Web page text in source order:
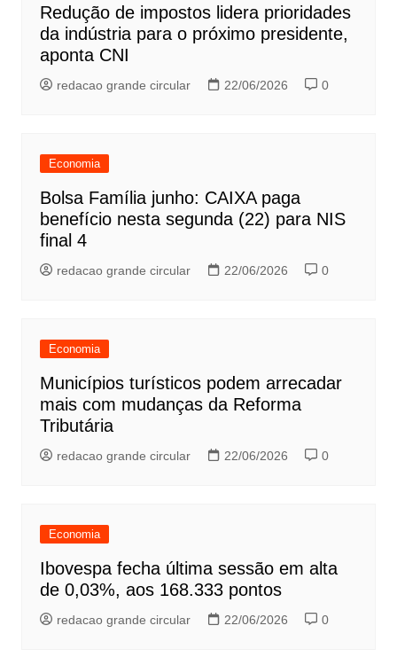
Redução de impostos lidera prioridades
da indústria para o próximo presidente,
aponta CNI
redacao grande circular 22/06/2026 0
Economia
Bolsa Família junho: CAIXA paga
benefício nesta segunda (22) para NIS
final 4
redacao grande circular 22/06/2026 0
Economia
Municípios turísticos podem arrecadar
mais com mudanças da Reforma
Tributária
redacao grande circular 22/06/2026 0
Economia
Ibovespa fecha última sessão em alta
de 0,03%, aos 168.333 pontos
redacao grande circular 22/06/2026 0